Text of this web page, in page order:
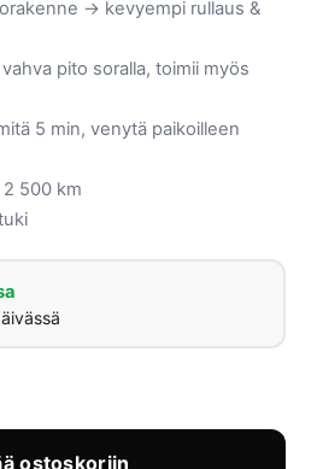
→ kevyempi rullaus &
pito soralla, toimii myös
5 min, venytä paikoilleen
500 km
ostoskoriin